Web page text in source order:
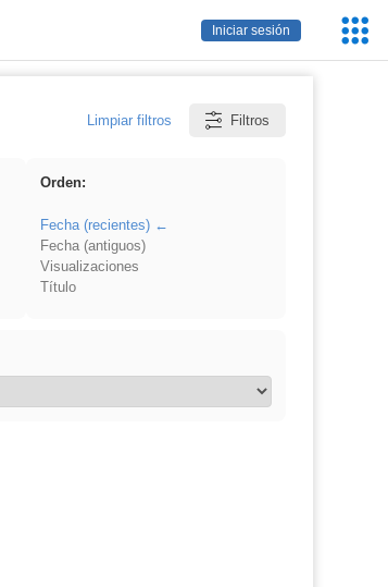
Iniciar sesión
Limpiar filtros Filtros
Orden:
Fecha (recientes)
Fecha (antiguos)
Visualizaciones
Título